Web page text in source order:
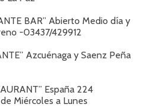
BAR” Abierto Medio día y
-03437/429912
Azcuénaga y Saenz Peña
España 224
Miércoles a Lunes